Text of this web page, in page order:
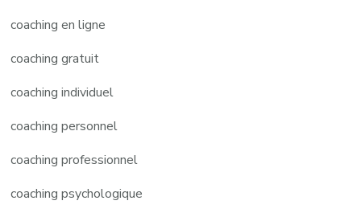
coaching en ligne
coaching gratuit
coaching individuel
coaching personnel
coaching professionnel
coaching psychologique